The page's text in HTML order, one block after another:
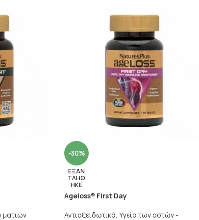
ματιών
-30%
ΕΞΑΝ
ΤΛΗΘ
ΗΚΕ
Ageloss® First Day
Αντιοξειδωτικά Υγεία των οστών -